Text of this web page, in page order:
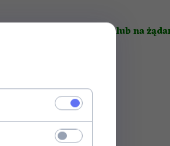
jest paragon fiskalny lub na